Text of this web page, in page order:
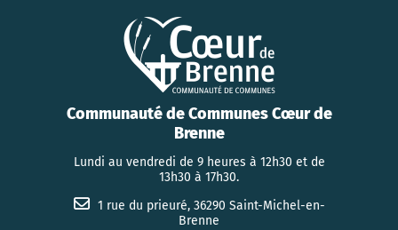
Communauté de Communes Cœur de
Brenne
Lundi au vendredi de 9 heures à 12h30 et de
13h30 à 17h30.
1 rue du prieuré, 36290 Saint-Michel-en-
Brenne